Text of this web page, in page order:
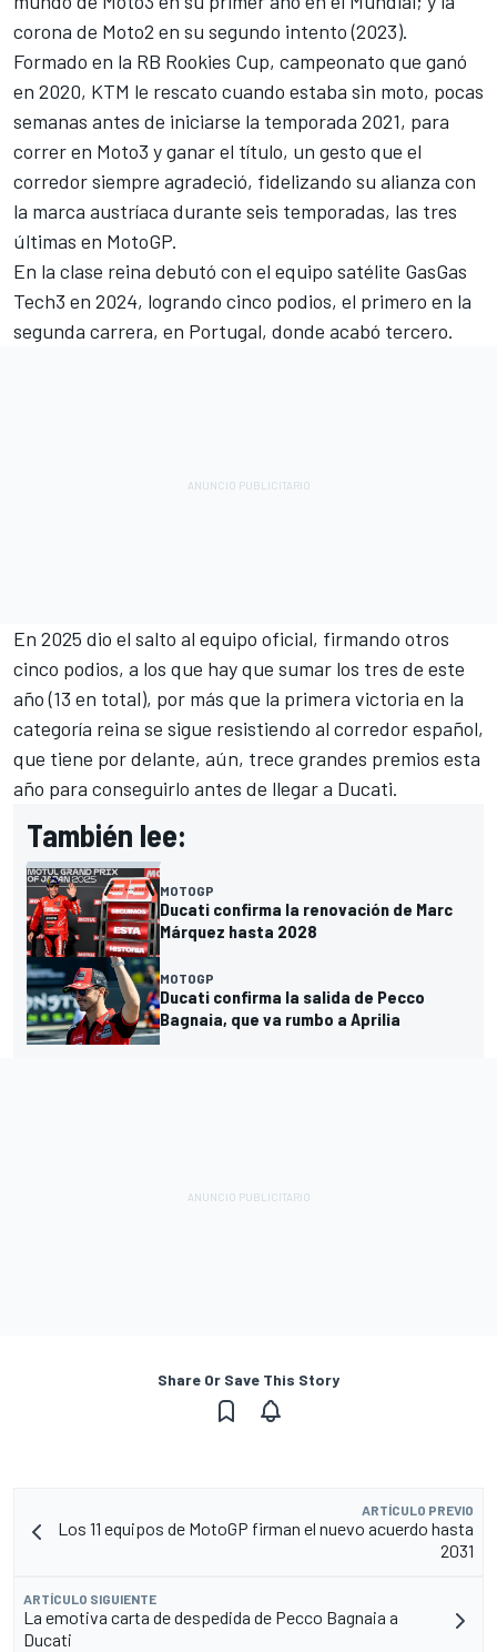
corona de Moto2 en su segundo intento (2023).
Formado en la RB Rookies Cup, campeonato que ganó
en 2020, KTM le rescato cuando estaba sin moto, pocas
semanas antes de iniciarse la temporada 2021, para
correr en Moto3 y ganar el título, un gesto que el
corredor siempre agradeció, fidelizando su alianza con
la marca austríaca durante seis temporadas, las tres
últimas en MotoGP.
En la clase reina debutó con el equipo satélite GasGas
Tech3 en 2024, logrando cinco podios, el primero en la
segunda carrera, en Portugal, donde acabó tercero.
En 2025 dio el salto al equipo oficial, firmando otros
cinco podios, a los que hay que sumar los tres de este
año (13 en total), por más que la primera victoria en la
categoría reina se sigue resistiendo al corredor español,
que tiene por delante, aún, trece grandes premios esta
año para conseguirlo antes de llegar a Ducati.
También lee:
MOTOGP
Ducati confirma la renovación de Marc
Márquez hasta 2028
MOTOGP
Ducati confirma la salida de Pecco
Bagnaia, que va rumbo a Aprilia
Share Or Save This Story
ARTÍCULO PREVIO
Los 11 equipos de MotoGP firman el nuevo acuerdo hasta
2031
ARTÍCULO SIGUIENTE
La emotiva carta de despedida de Pecco Bagnaia a
Ducati